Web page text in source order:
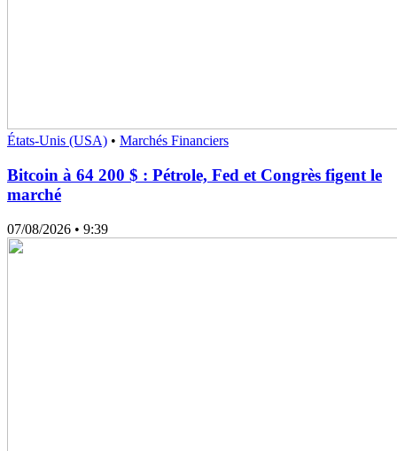
États-Unis (USA) • Marchés Financiers
Bitcoin à 64 200 $ : Pétrole, Fed et Congrès figent le
marché
07/08/2026 • 9:39